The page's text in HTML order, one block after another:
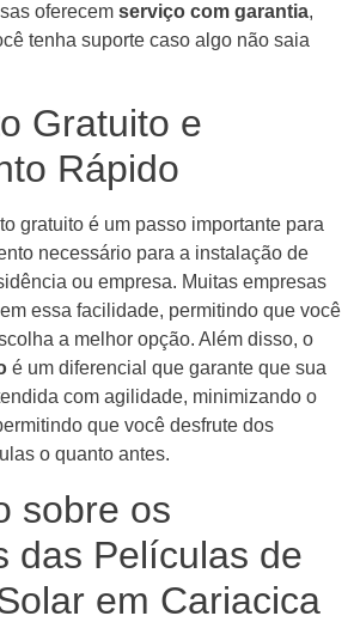
oferecem serviço com garantia,
tenha suporte caso algo não saia
Gratuito e
Rápido
gratuito é um passo importante para
necessário para a instalação de
ou empresa. Muitas empresas
essa facilidade, permitindo que você
a melhor opção. Além disso, o
é um diferencial que garante que sua
com agilidade, minimizando o
que você desfrute dos
o quanto antes.
sobre os
das Películas de
em Cariacica